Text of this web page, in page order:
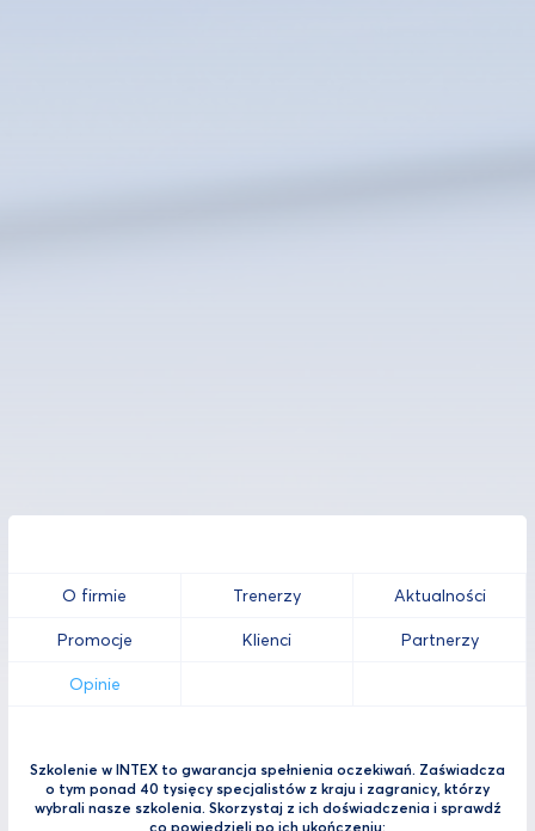
O firmie Trenerzy Aktualności
Promocje Klienci Partnerzy
Opinie
Szkolenie w INTEX to gwarancja spełnienia oczekiwań. Zaświadcza
o tym ponad 40 tysięcy specjalistów z kraju i zagranicy, którzy
wybrali nasze szkolenia. Skorzystaj z ich doświadczenia i sprawdź
co powiedzieli po ich ukończeniu: